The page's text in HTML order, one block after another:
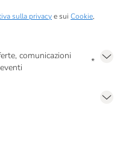
sulla privacye sui Cookie,
comunicazioni
*
in caso di consenso prestato ai